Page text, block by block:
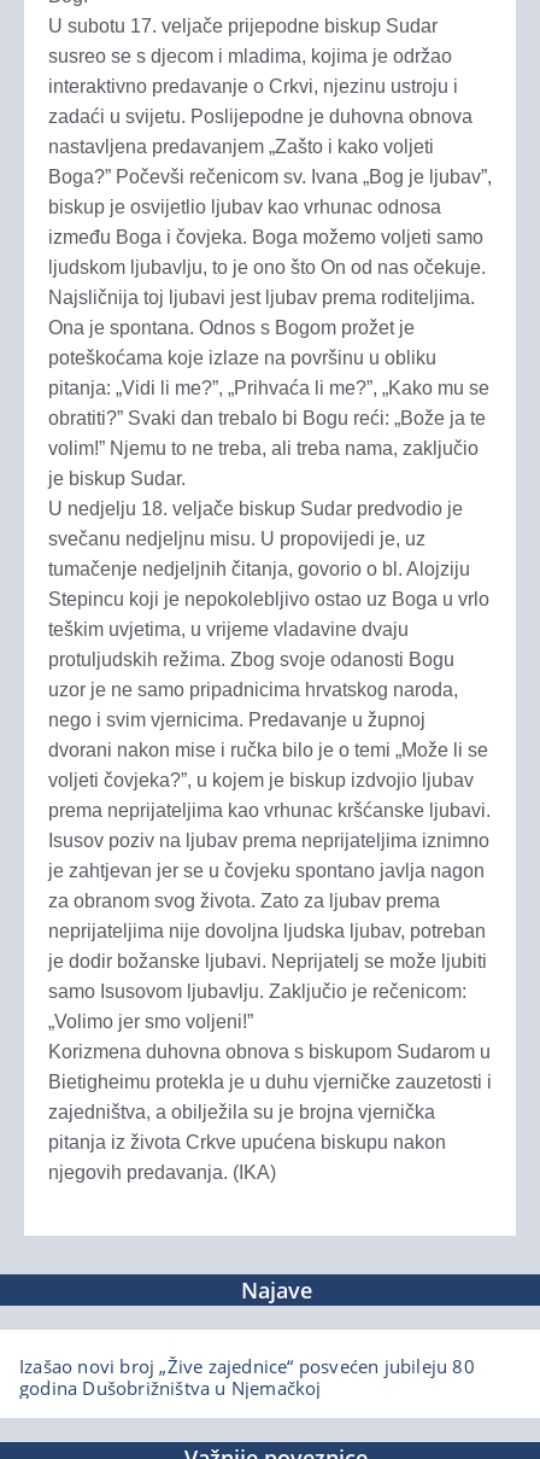
U subotu 17. veljače prijepodne biskup Sudar
susreo se s djecom i mladima, kojima je održao
interaktivno predavanje o Crkvi, njezinu ustroju i
zadaći u svijetu. Poslijepodne je duhovna obnova
nastavljena predavanjem „Zašto i kako voljeti
Boga?” Počevši rečenicom sv. Ivana „Bog je ljubav”,
biskup je osvijetlio ljubav kao vrhunac odnosa
između Boga i čovjeka. Boga možemo voljeti samo
ljudskom ljubavlju, to je ono što On od nas očekuje.
Najsličnija toj ljubavi jest ljubav prema roditeljima.
Ona je spontana. Odnos s Bogom prožet je
poteškoćama koje izlaze na površinu u obliku
pitanja: „Vidi li me?”, „Prihvaća li me?”, „Kako mu se
obratiti?” Svaki dan trebalo bi Bogu reći: „Bože ja te
volim!” Njemu to ne treba, ali treba nama, zaključio
je biskup Sudar.
U nedjelju 18. veljače biskup Sudar predvodio je
svečanu nedjeljnu misu. U propovijedi je, uz
tumačenje nedjeljnih čitanja, govorio o bl. Alojziju
Stepincu koji je nepokolebljivo ostao uz Boga u vrlo
teškim uvjetima, u vrijeme vladavine dvaju
protuljudskih režima. Zbog svoje odanosti Bogu
uzor je ne samo pripadnicima hrvatskog naroda,
nego i svim vjernicima. Predavanje u župnoj
dvorani nakon mise i ručka bilo je o temi „Može li se
voljeti čovjeka?”, u kojem je biskup izdvojio ljubav
prema neprijateljima kao vrhunac kršćanske ljubavi.
Isusov poziv na ljubav prema neprijateljima iznimno
je zahtjevan jer se u čovjeku spontano javlja nagon
za obranom svog života. Zato za ljubav prema
neprijateljima nije dovoljna ljudska ljubav, potreban
je dodir božanske ljubavi. Neprijatelj se može ljubiti
samo Isusovom ljubavlju. Zaključio je rečenicom:
„Volimo jer smo voljeni!”
Korizmena duhovna obnova s biskupom Sudarom u
Bietigheimu protekla je u duhu vjerničke zauzetosti i
zajedništva, a obilježila su je brojna vjernička
pitanja iz života Crkve upućena biskupu nakon
njegovih predavanja. (IKA)
Najave
Izašao novi broj „Žive zajednice“ posvećen jubileju 80
godina Dušobrižništva u Njemačkoj